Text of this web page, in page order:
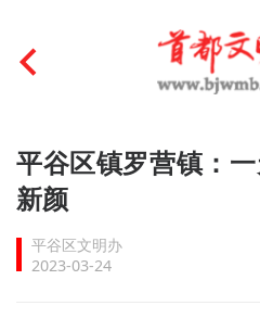
首页
文明创建
文明实践
平谷区镇罗营镇：
新颜
平谷区文明办
2023-03-24